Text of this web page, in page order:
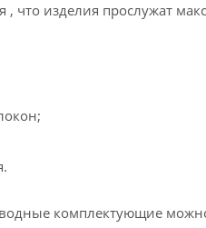
, что изделия прослужат
комплектующие